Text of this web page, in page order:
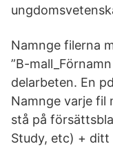
Namnge filerna
”B-
delarbeten. En
Namnge varje fil
stå på
Study, etc) + ditt